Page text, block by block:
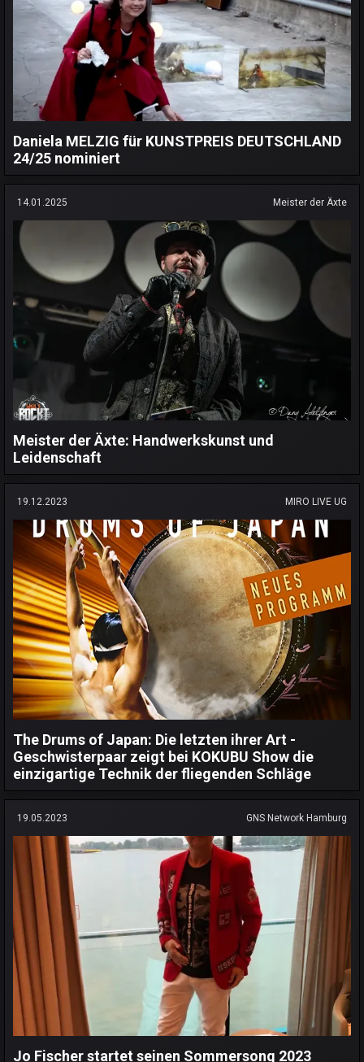
Daniela MELZIG für KUNSTPREIS DEUTSCHLAND
24/25 nominiert
14.01.2025 Meister der Äxte
Meister der Äxte: Handwerkskunst und
Leidenschaft
19.12.2023 MIRO LIVE UG
The Drums of Japan: Die letzten ihrer Art -
Geschwisterpaar zeigt bei KOKUBU Show die
einzigartige Technik der fliegenden Schläge
19.05.2023 GNS Network Hamburg
Jo Fischer startet seinen Sommersong 2023